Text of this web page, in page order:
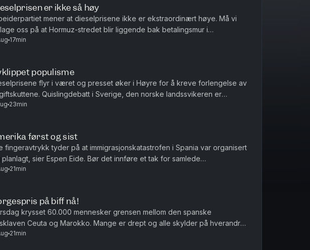
er ikke så høy
mener at dieselprisene ikke er ekstraordinært høye. Må vi
oss på at Hormuz-stredet blir liggende bak betalingsmur i
fremtid? Antall sivile Ukrainere som blir drept ...
17min
populisme
flyr i været og presset øker i Høyre for å kreve forlengelse av
Quislingdebatt i Sverige, den norske landssvikeren er
i landet som holdt seg nøytral under and...
23min
først og sist
fingeravtrykk tyder på at immigrasjonskatastrofen i Spania var organisert
sier Espen Eide. Bør det innføre et tak for samlede
er debatten etter et regnestykke til NAV...
21min
på biff nå!
krysset 60.000 mennesker grensen mellom den spanske
Ceuta og Marokko. Mange er drept og alle skylder på hverandre
anledning, og må det innføres norgespris på biff i dette la...
21min